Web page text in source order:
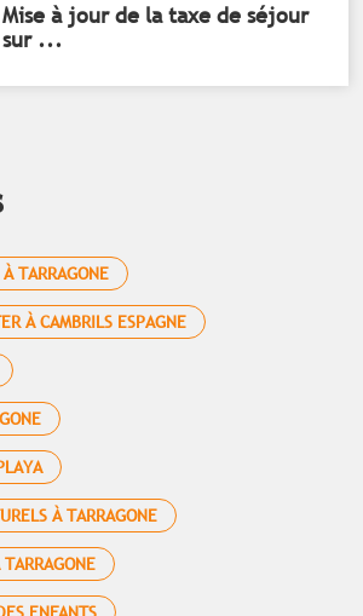
Mise à jour de la taxe de séjour
sur ...
TARRAGONE
À CAMBRILS ESPAGNE
À TARRAGONE